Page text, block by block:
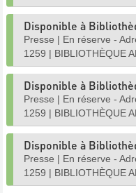
Disponible à
Presse | En réserve -
1259 | BIBLIOTHÈQUE
Disponible à
Presse | En réserve -
1259 | BIBLIOTHÈQUE
Disponible à
Presse | En réserve -
1259 | BIBLIOTHÈQUE